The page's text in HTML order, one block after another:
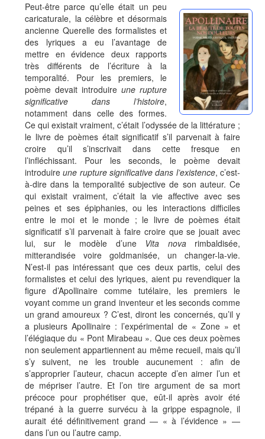
Peut-être parce qu’elle était un peu
caricaturale, la célèbre et désormais
ancienne Querelle des formalistes et
des lyriques a eu l’avantage de
mettre en évidence deux rapports
très différents de l’écriture à la
temporalité. Pour les premiers, le
poème devait introduireune rupture
significative dans l’histoire,
notamment dans celle des formes.
Ce qui existait vraiment, c’était l’odyssée de la littérature ;
le livre de poèmes était significatif s’il parvenait à faire
croire qu’il s’inscrivait dans cette fresque en
l’infléchissant. Pour les seconds, le poème devait
introduireune rupture significative dans l’existence, c’est-
à-dire dans la temporalité subjective de son auteur. Ce
qui existait vraiment, c’était la vie affective avec ses
peines et ses épiphanies, ou les interactions difficiles
entre le moi et le monde ; le livre de poèmes était
significatif s’il parvenait à faire croire que se jouait avec
lui, sur le modèle d’une Vita novarimbaldisée,
mitterandisée voire goldmanisée, un changer-la-vie.
N’est-il pas intéressant que ces deux partis, celui des
formalistes et celui des lyriques, aient pu revendiquer la
figure d’Apollinaire comme tutélaire, les premiers le
voyant comme un grand inventeur et les seconds comme
un grand amoureux ? C’est, diront les concernés, qu’il y
a plusieurs Apollinaire : l’expérimental de « Zone » et
l’élégiaque du « Pont Mirabeau ». Que ces deux poèmes
non seulement appartiennent au même recueil, mais qu’il
s’y suivent, ne les trouble aucunement : afin de
s’approprier l’auteur, chacun accepte d’en aimer l’un et
de mépriser l’autre. Et l’on tire argument de sa mort
précoce pour prophétiser que, eût-il après avoir été
trépané à la guerre survécu à la grippe espagnole, il
aurait été définitivement grand — « à l’évidence » —
dans l’un ou l’autre camp.